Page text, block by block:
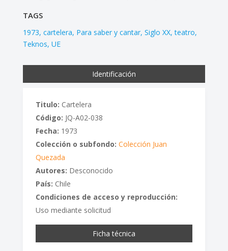
TAGS
1973 cartelera Para saber y cantar Siglo XX teatro
Teknos UE
Identificación
Titulo: Cartelera
Código: JQ-A02-038
Fecha: 1973
Colección o subfondo: Colección Juan
Quezada
Autores: Desconocido
País: Chile
Condiciones de acceso y reproducción:
Uso mediante solicitud
Ficha técnica